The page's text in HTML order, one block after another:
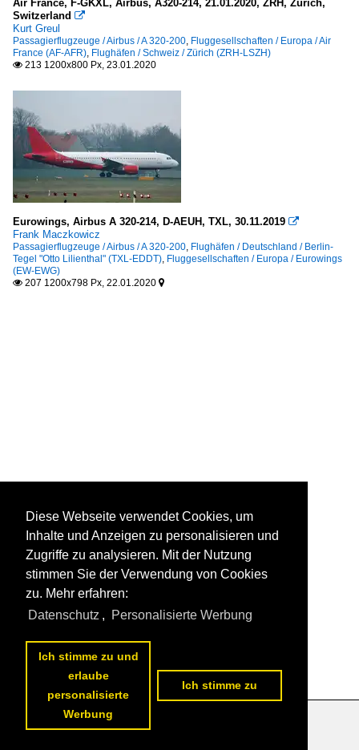
Air France, F-GKXL, Airbus, A320-214, 21.01.2020, ZRH, Zürich,
Switzerland 
Kurt Greul
Passagierflugzeuge / Airbus / A 320-200, Fluggesellschaften / Europa / Air
France (AF-AFR), Flughäfen / Schweiz / Zürich (ZRH-LSZH)
 213 1200x800 Px, 23.01.2020
Eurowings, Airbus A 320-214, D-AEUH, TXL, 30.11.2019 
Frank Maczkowicz
Passagierflugzeuge / Airbus / A 320-200, Flughäfen / Deutschland / Berlin-
Tegel "Otto Lilienthal" (TXL-EDDT), Fluggesellschaften / Europa / Eurowings
(EW-EWG)
 207 1200x798 Px, 22.01.2020 
Datenschutzerklärung
Diese Webseite verwendet Cookies, um
Inhalte und Anzeigen zu personalisieren und
Zugriffe zu analysieren. Mit der Nutzung
stimmen Sie der Verwendung von Cookies
zu. Mehr erfahren:
Datenschutz , Personalisierte Werbung
Ich stimme zu und
erlaube
personalisierte
Werbung
Ich stimme zu